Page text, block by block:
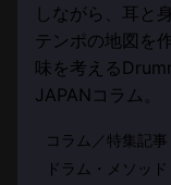
しながら、耳と
テンポの地図を
味を考える
JAPANコラム。
コラム／特集記事
ドラム・メソッド